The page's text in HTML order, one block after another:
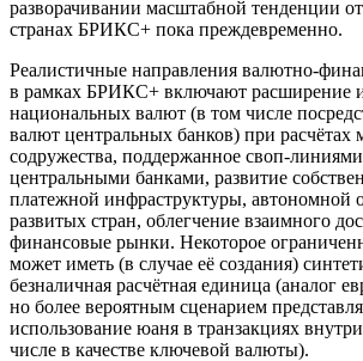
разворачивании масштабной тенденции
странах БРИКС+ пока преждевременно.
Реалистичные направления валютно-
в рамках БРИКС+ включают расширение
национальных валют (в том числе
валют центральных банков) при расчётах
содружества, поддержанное своп-
центральными банками, развитие
платежной инфраструктуры, автономной
развитых стран, облегчение взаимного
финансовые рынки. Некоторое
может иметь (в случае её создания)
безналичная расчётная единица (аналог
но более вероятным сценарием
использование юаня в транзакциях
числе в качестве ключевой валюты).